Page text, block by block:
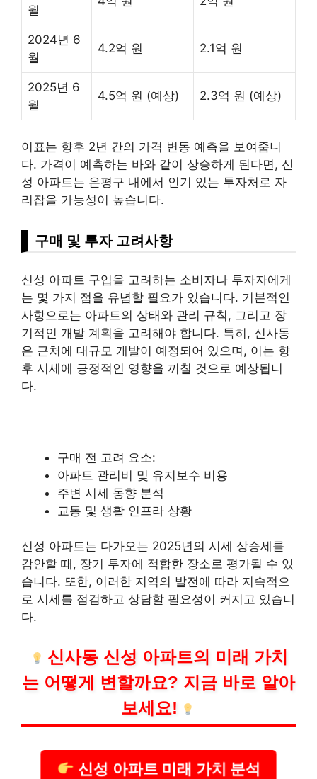
월
2024년 6
월
4.2억 원 2.1억 원
2025년 6
월
4.5억 원 (예상) 2.3억 원 (예상)
이표는 향후 2년 간의 가격 변동 예측을 보여줍니
다. 가격이 예측하는 바와 같이 상승하게 된다면, 신
성 아파트는 은평구 내에서 인기 있는 투자처로 자
리잡을 가능성이 높습니다.
구매 및 투자 고려사항
신성 아파트 구입을 고려하는 소비자나 투자자에게
는 몇 가지 점을 유념할 필요가 있습니다. 기본적인
사항으로는 아파트의 상태와 관리 규칙, 그리고 장
기적인 개발 계획을 고려해야 합니다. 특히, 신사동
은 근처에 대규모 개발이 예정되어 있으며, 이는 향
후 시세에 긍정적인 영향을 끼칠 것으로 예상됩니
다.
구매 전 고려 요소:
아파트 관리비 및 유지보수 비용
주변 시세 동향 분석
교통 및 생활 인프라 상황
신성 아파트는 다가오는 2025년의 시세 상승세를
감안할 때, 장기 투자에 적합한 장소로 평가될 수 있
습니다. 또한, 이러한 지역의 발전에 따라 지속적으
로 시세를 점검하고 상담할 필요성이 커지고 있습니
다.
신사동 신성 아파트의 미래 가치
는 어떻게 변할까요? 지금 바로 알아
보세요!
신성 아파트 미래 가치 분석